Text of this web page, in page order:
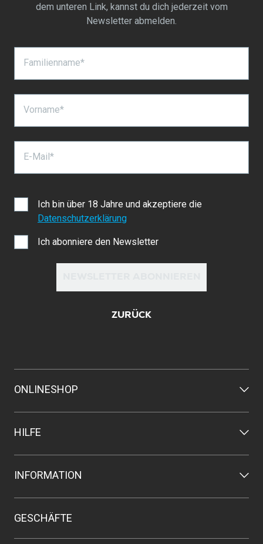
dem unteren Link, kannst du dich jederzeit vom
Newsletter abmelden.
Familienname*
Vorname*
E-Mail*
Ich bin über 18 Jahre und akzeptiere die
Datenschutzerklärung
Ich abonniere den Newsletter
ZURÜCK
ONLINESHOP
HILFE
INFORMATION
GESCHÄFTE